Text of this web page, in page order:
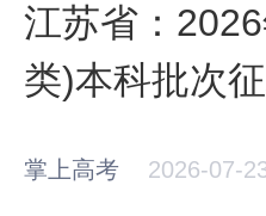
江苏省：
类)本科批次
掌上高考 2026-07-